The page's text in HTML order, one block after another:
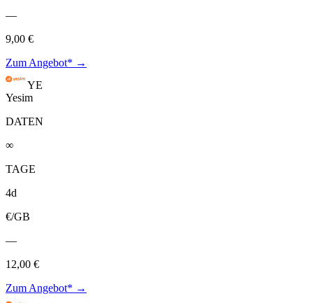
—
9,00 €
Zum Angebot* →
YE
Yesim
DATEN
∞
TAGE
4d
€/GB
—
12,00 €
Zum Angebot* →